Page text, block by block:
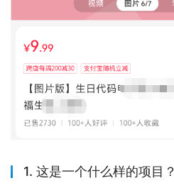
1. 这是一个什么样的项目？